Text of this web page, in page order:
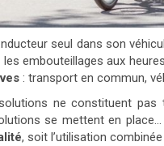
seul dans son
embouteillages aux
: transport en commun,
ne constituent pas
se mettent en place…
, soit l’utilisation